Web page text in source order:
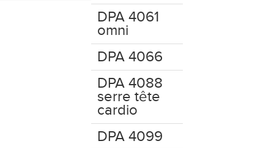
DPA 4061
omni
DPA 4066
DPA 4088
serre tête
cardio
DPA 4099